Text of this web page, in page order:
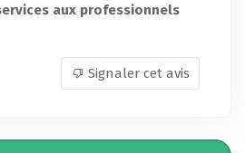
aux professionnels
Signaler cet avis